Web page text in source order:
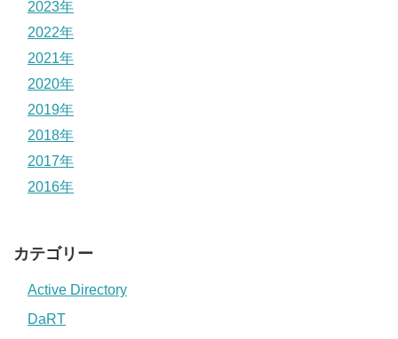
2023年
2022年
2021年
2020年
2019年
2018年
2017年
2016年
カテゴリー
Active Directory
DaRT